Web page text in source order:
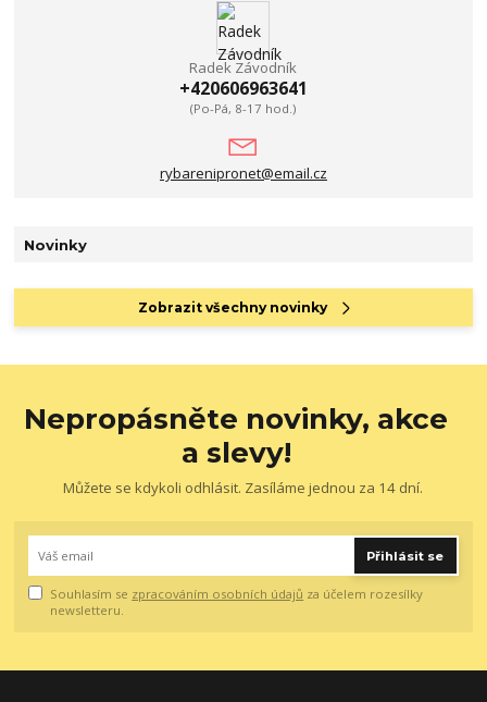
Radek Závodník
+420606963641
(Po-Pá, 8-17 hod.)
rybarenipronet@email.cz
Novinky
Zobrazit všechny novinky
Nepropásněte novinky, akce
a slevy!
Můžete se kdykoli odhlásit. Zasíláme jednou za 14 dní.
Přihlásit se
Souhlasím se zpracováním osobních údajů za účelem rozesílky
newsletteru.